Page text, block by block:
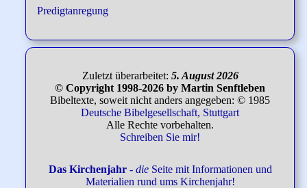
Predigtanregung
Zuletzt überarbeitet: 5. August 2026
© Copyright 1998-2026 by Martin Senftleben
Bibeltexte, soweit nicht anders angegeben: © 1985
Deutsche Bibelgesellschaft, Stuttgart
Alle Rechte vorbehalten.
Schreiben Sie mir!
Das Kirchenjahr- dieSeite mit Informationen und
Materialien rund ums Kirchenjahr!